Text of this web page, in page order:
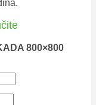
800×800